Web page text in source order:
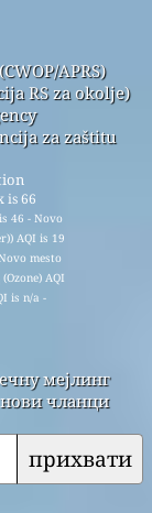
APRS)
RS za okolje)
za zaštitu
is 66
46 - Novo
AQI is 19
mesto
(Ozone) AQI
is n/a -
мејлинг
нови чланци
прихвати